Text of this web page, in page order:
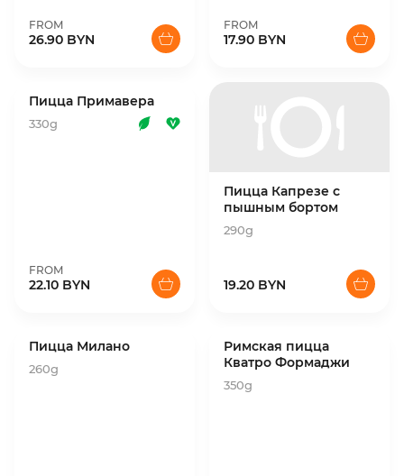
FROM
26.90 BYN
FROM
17.90 BYN
Пицца Примавера
330g
FROM
22.10 BYN
Пицца Капрезе с
пышным бортом
290g
19.20 BYN
Пицца Милано
260g
Римская пицца
Кватро Формаджи
350g